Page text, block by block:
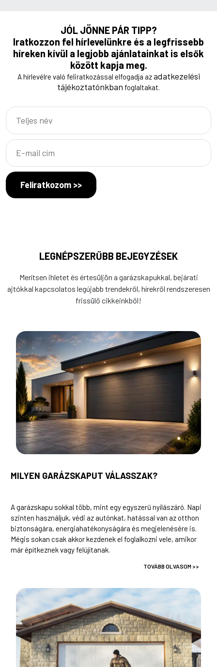
JÓL JÖNNE PÁR TIPP?
Iratkozzon fel hírlevelünkre és a legfrissebb
híreken kívül a legjobb ajánlatainkat is elsők
között kapja meg.
A hírlevélre való feliratkozással elfogadja azadatkezelési
tájékoztatónkban foglaltakat.
Feliratkozom >>
LEGNÉPSZERŰBB BEJEGYZÉSEK
Merítsen ihletet és értesüljön a garázskapukkal, bejárati
ajtókkal kapcsolatos legújabb trendekről, hírekről rendszeresen
frissülő cikkeinkből!
MILYEN GARÁZSKAPUT VÁLASSZAK?
A garázskapu sokkal több, mint egy egyszerű nyílászáró. Napi
szinten használjuk, védi az autónkat, hatással van az otthon
biztonságára, energiahatékonyságára és megjelenésére is.
Mégis sokan csak akkor kezdenek el foglalkozni vele, amikor
már építkeznek vagy felújítanak.
TOVÁBB OLVASOM >>